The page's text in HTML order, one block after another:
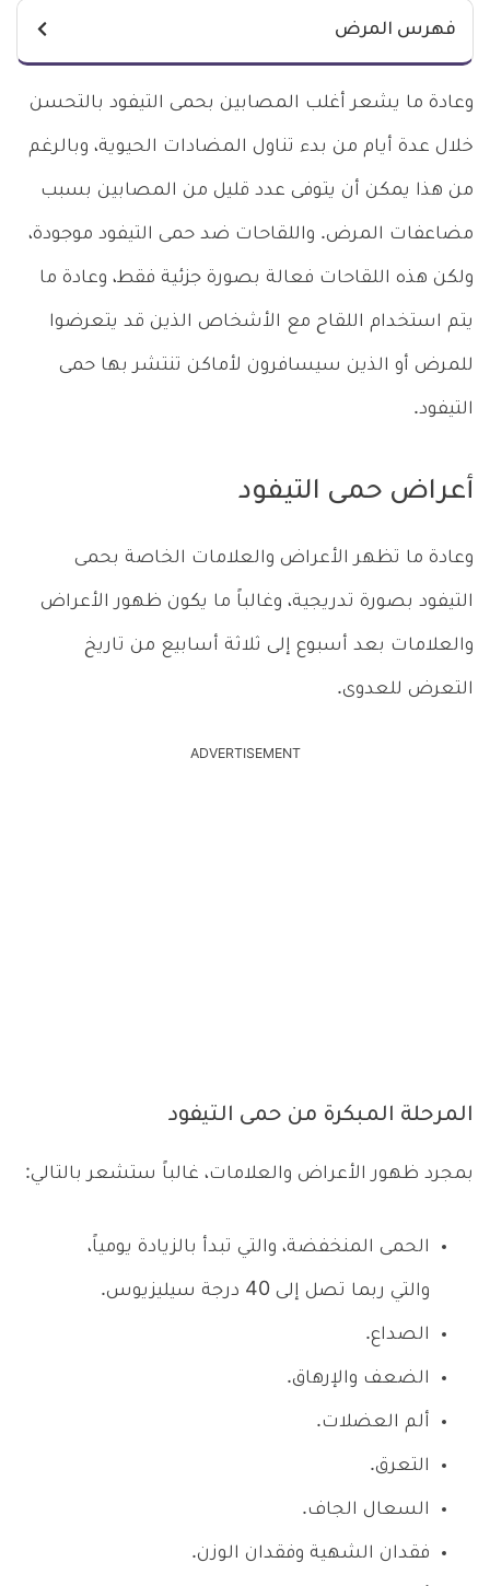
فهرس المرض
وعادة ما يشعر أغلب المصابين بحمى التيفود بالتحسن
خلال عدة أيام من بدء تناول المضادات الحيوية، وبالرغم
من هذا يمكن أن يتوفى عدد قليل من المصابين بسبب
مضاعفات المرض. واللقاحات ضد حمى التيفود موجودة،
ولكن هذه اللقاحات فعالة بصورة جزئية فقط، وعادة ما
يتم استخدام اللقاح مع الأشخاص الذين قد يتعرضوا
للمرض أو الذين سيسافرون لأماكن تنتشر بها حمى
التيفود.
أعراض حمى التيفود
وعادة ما تظهر الأعراض والعلامات الخاصة بحمى
التيفود بصورة تدريجية، وغالباً ما يكون ظهور الأعراض
والعلامات بعد أسبوع إلى ثلاثة أسابيع من تاريخ
التعرض للعدوى.
ADVERTISEMENT
المرحلة المبكرة من حمى التيفود
بمجرد ظهور الأعراض والعلامات، غالباً ستشعر بالتالي:
الحمى المنخفضة، والتي تبدأ بالزيادة يومياً،
والتي ربما تصل إلى 40 درجة سيليزيوس.
الصداع.
الضعف والإرهاق.
ألم العضلات.
التعرق.
السعال الجاف.
فقدان الشهية وفقدان الوزن.